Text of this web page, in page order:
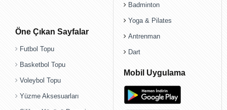
Öne Çıkan Sayfalar
Futbol Topu
Basketbol Topu
Voleybol Topu
Yüzme Aksesuarları
Badminton
Yoga & Pilates
Antrenman
Dart
Mobil Uygulama